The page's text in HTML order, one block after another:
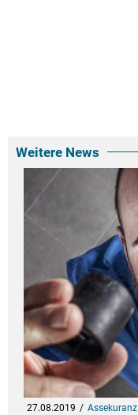
Weitere News
27.08.2019 Assekuranz